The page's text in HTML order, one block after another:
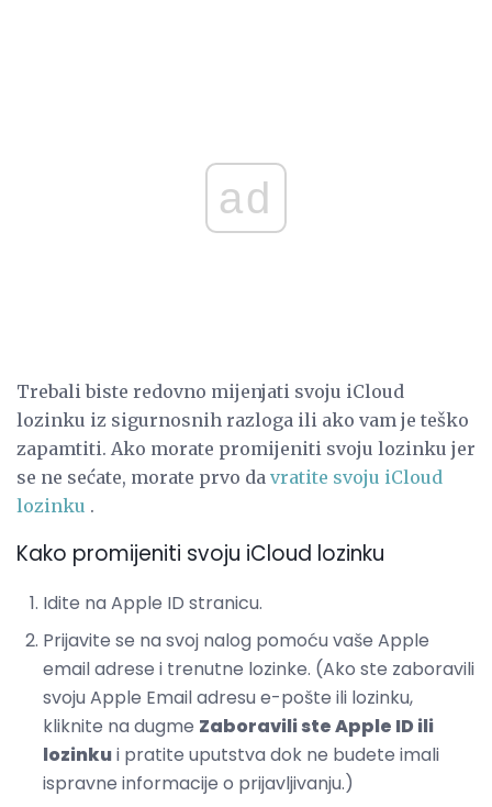
ad
Trebali biste redovno mijenjati svoju iCloud
lozinku iz sigurnosnih razloga ili ako vam je teško
zapamtiti. Ako morate promijeniti svoju lozinku jer
se ne sećate, morate prvo da vratite svoju iCloud
lozinku .
Kako promijeniti svoju iCloud lozinku
Idite na Apple ID stranicu.
Prijavite se na svoj nalog pomoću vaše Apple
email adrese i trenutne lozinke. (Ako ste zaboravili
svoju Apple Email adresu e-pošte ili lozinku,
kliknite na dugme Zaboravili ste Apple ID ili
lozinkui pratite uputstva dok ne budete imali
ispravne informacije o prijavljivanju.)